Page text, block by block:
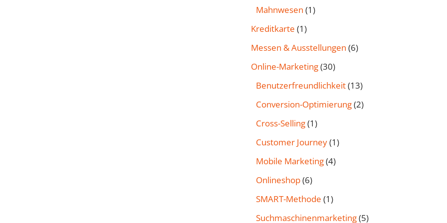
Mahnwesen (1)
Kreditkarte (1)
Messen & Ausstellungen (6)
Online-Marketing(30)
Benutzer­freund­lichkeit(13)
Conversion-Optimierung(2)
Cross-Selling(1)
Customer Journey(1)
Mobile Marketing(4)
Onlineshop(6)
SMART-Methode (1)
Such­maschinen­marketing(5)